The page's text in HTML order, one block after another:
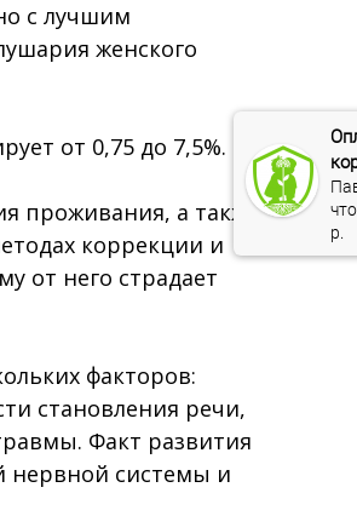
с лучшим
женского
от 0,75 до 7,5%.
проживания, а также
коррекции и
от него страдает
факторов:
становления речи,
Факт развития
нервной системы и
р.